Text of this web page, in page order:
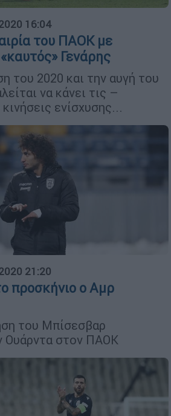
16:04
του ΠΑΟΚ με
Γενάρης
του 2020 και την αυγή του
να κάνει τις –
ενίσχυσης...
21:20
προσκήνιο ο Αμρ
του Μπίσεσβαρ
Ουάρντα στον ΠΑΟΚ